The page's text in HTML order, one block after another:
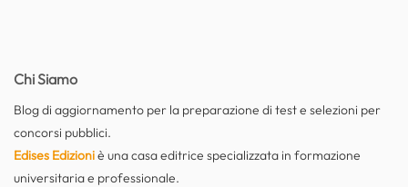
Chi Siamo
Blog di aggiornamento per la preparazione di test e selezioni per
concorsi pubblici.
Edises Edizioniè una casa editrice specializzata in formazione
universitaria e professionale.